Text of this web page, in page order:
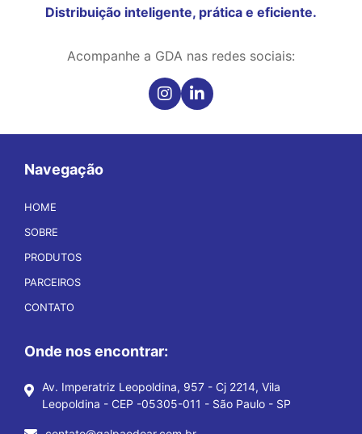
Distribuição inteligente, prática e eficiente.
Acompanhe a GDA nas redes sociais:
Navegação
HOME
SOBRE
PRODUTOS
PARCEIROS
CONTATO
Onde nos encontrar:
Av. Imperatriz Leopoldina, 957 - Cj 2214, Vila
Leopoldina - CEP -05305-011 - São Paulo - SP